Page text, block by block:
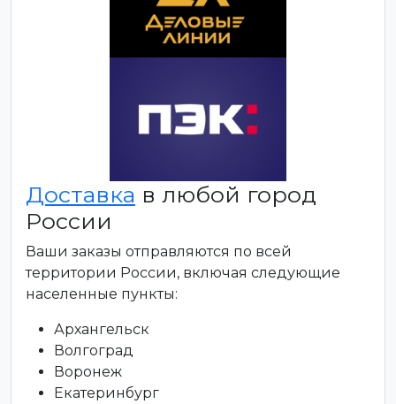
Доставка в любой город
России
Ваши заказы отправляются по всей
территории России, включая следующие
населенные пункты:
Архангельск
Волгоград
Воронеж
Екатеринбург